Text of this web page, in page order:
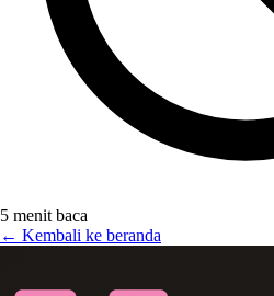
5 menit baca
← Kembali ke beranda